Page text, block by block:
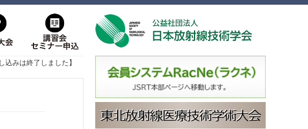
みは終了しました】